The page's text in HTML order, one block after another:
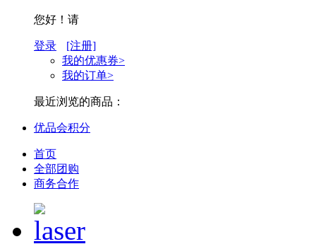
您好！请
登录
[注册]
我的优惠券>
我的订单>
最近浏览的商品：
优品会积分
首页
全部团购
商务合作